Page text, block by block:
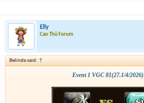
Elly
Cao Thủ Forum
Belinda said: ↑
Event 1 VGC 81(27.1/4/2026)